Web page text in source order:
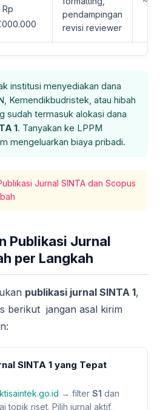
Rp
pendampingan
revisi reviewer
institusi menyediakan dana
Kemendikbudristek, atau hibah
sudah termasuk alokasi dana
1. Tanyakan ke LPPM
mengeluarkan biaya pribadi.
Jurnal SINTA dan Scopus
Publikasi Jurnal
per Langkah
publikasi jurnal SINTA 1,
berikut jangan asal kirim
SINTA 1 yang Tepat
→ filter S1 dan
topik riset. Pilih jurnal aktif,